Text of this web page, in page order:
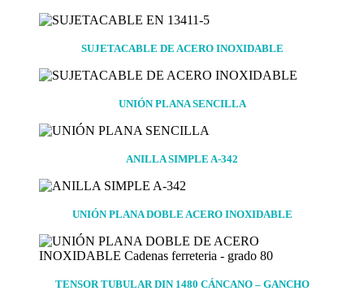
SUJETACABLE DE ACERO INOXIDABLE
UNIÓN PLANA SENCILLA
ANILLA SIMPLE A-342
UNIÓN PLANA DOBLE ACERO INOXIDABLE
TENSOR TUBULAR DIN 1480 CÁNCANO – GANCHO